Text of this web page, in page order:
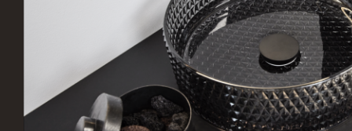
Vordingborg Køkkenet –
Vesterport
Vejle